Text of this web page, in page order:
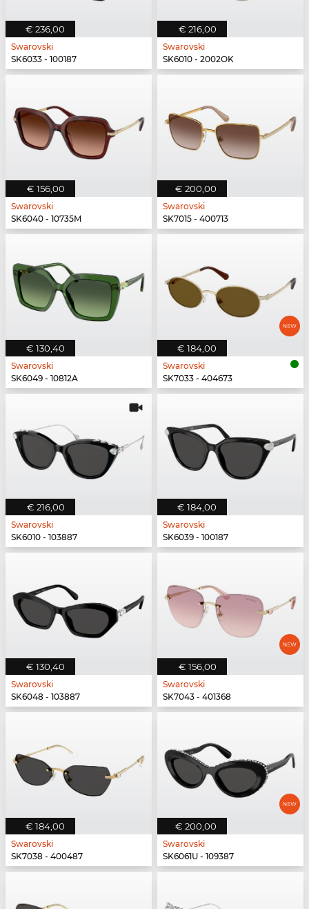
€ 236,00
Swarovski
SK6033 - 100187
€ 216,00
Swarovski
SK6010 - 2002OK
€ 156,00
Swarovski
SK6040 - 10735M
€ 200,00
Swarovski
SK7015 - 400713
€ 130,40
Swarovski
SK6049 - 10812A
€ 184,00
Swarovski
SK7033 - 404673
€ 216,00
Swarovski
SK6010 - 103887
€ 184,00
Swarovski
SK6039 - 100187
€ 130,40
Swarovski
SK6048 - 103887
€ 156,00
Swarovski
SK7043 - 401368
€ 184,00
Swarovski
SK7038 - 400487
€ 200,00
Swarovski
SK6061U - 109387